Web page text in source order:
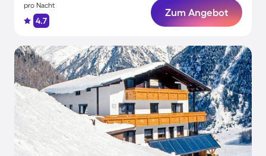
pro Nacht
4.7
Zum Angebot